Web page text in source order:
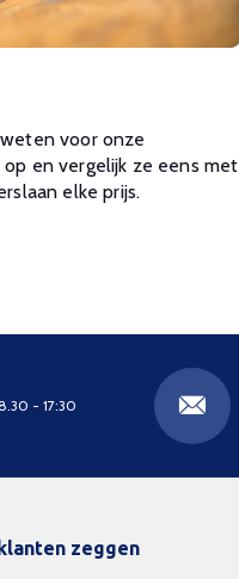
voor onze
en vergelijk ze eens met
elke prijs.
- 17:30
zeggen